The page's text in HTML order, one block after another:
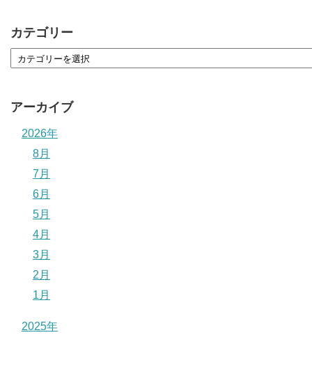
カテゴリー
アーカイブ
2026年
8月
7月
6月
5月
4月
3月
2月
1月
2025年